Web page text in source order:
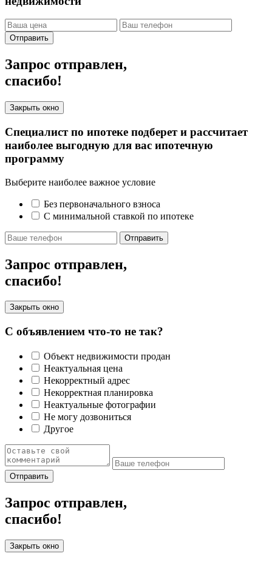
Отправить
Запрос отправлен,
спасибо!
Закрыть окно
Специалист по ипотеке подберет и рассчитает
наиболее выгодную для вас ипотечную
программу
Выберите наиболее важное условие
Без первоначального взноса
С минимальной ставкой по ипотеке
Отправить
Запрос отправлен,
спасибо!
Закрыть окно
С объявлением что-то не так?
Объект недвижимости продан
Неактуальная цена
Некорректный адрес
Некорректная планировка
Неактуальные фотографии
Не могу дозвониться
Другое
Отправить
Запрос отправлен,
спасибо!
Закрыть окно